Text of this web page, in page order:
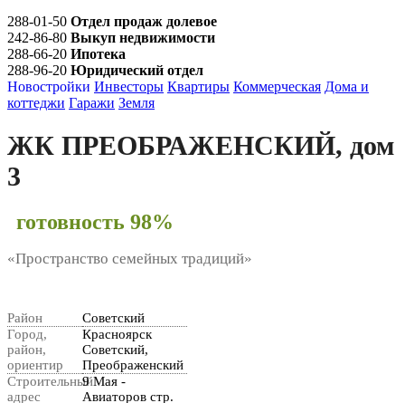
288-01-50 Отдел продаж долевое
242-86-80 Выкуп недвижимости
288-66-20 Ипотека
288-96-20 Юридический отдел
Новостройки Инвесторы Квартиры Коммерческая Дома и
коттеджи Гаражи Земля
ЖК ПРЕОБРАЖЕНСКИЙ, дом
3
готовность 98%
«Пространство семейных традиций»
Район
Советский
Город,
район,
ориентир
Красноярск
Советский,
Преображенский
Строительный
адрес
9 Мая -
Авиаторов стр.